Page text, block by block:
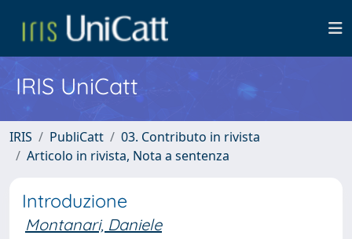
IRIS UniCatt
IRIS PubliCatt
03. Contributo in rivista
Articolo in rivista, Nota a sentenza
Introduzione
Montanari, Daniele